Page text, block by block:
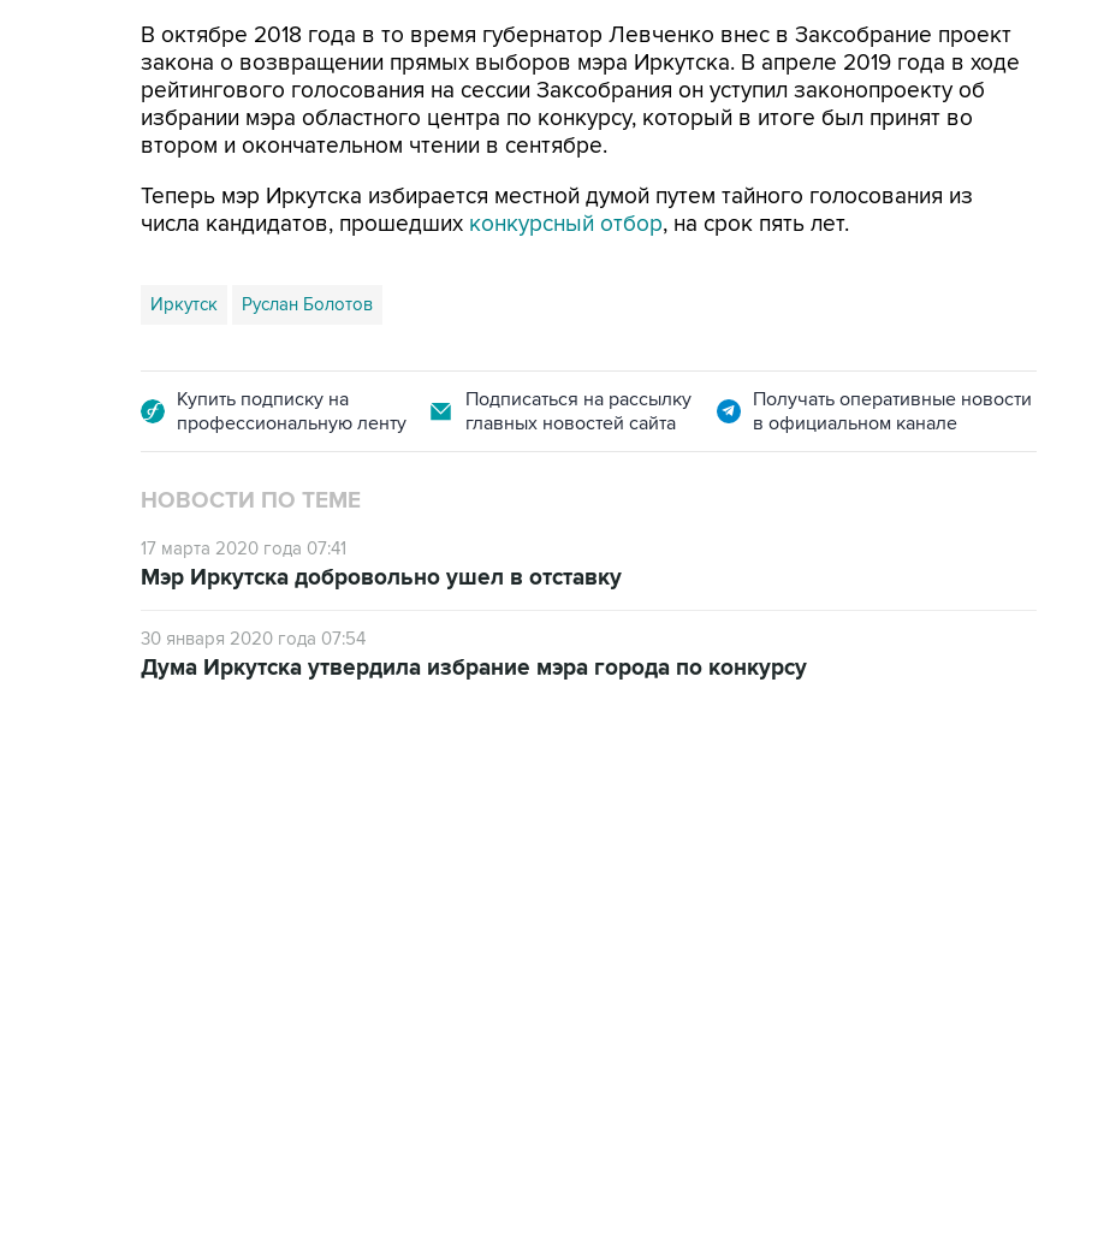
В октябре 2018 года в то время губернатор Левченко внес в Заксобрание проект
закона о возвращении прямых выборов мэра Иркутска. В апреле 2019 года в ходе
рейтингового голосования на сессии Заксобрания он уступил законопроекту об
избрании мэра областного центра по конкурсу, который в итоге был принят во
втором и окончательном чтении в сентябре.
Теперь мэр Иркутска избирается местной думой путем тайного голосования из
числа кандидатов, прошедших конкурсный отбор, на срок пять лет.
Иркутск Руслан Болотов
Купить подписку на
профессиональную ленту
Подписаться на рассылку
главных новостей сайта
Получать оперативные новости
в официальном канале
НОВОСТИ ПО ТЕМЕ
17 марта 2020 года 07:41
Мэр Иркутска добровольно ушел в отставку
30 января 2020 года 07:54
Дума Иркутска утвердила избрание мэра города по конкурсу